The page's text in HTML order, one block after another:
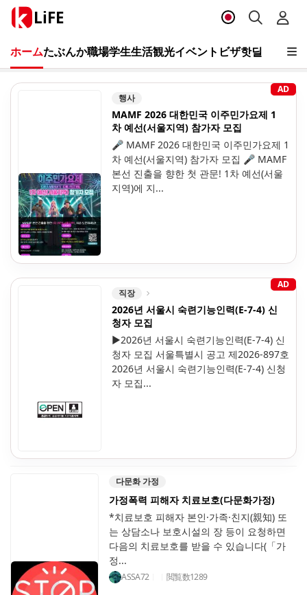
LiFE
ホームたぶんか職場学生生活観光イベント ビザ핫딜
AD
행사
MAMF 2026 대한민국 이주민가요제 1
차 예선(서울지역) 참가자 모집
🎤 MAMF 2026 대한민국 이주민가요제 1
차 예선(서울지역) 참가자 모집 🎤 MAMF
본선 진출을 향한 첫 관문! 1차 예선(서울
지역)에 지...
AD
직장
2026년 서울시 숙련기능인력(E-7-4) 신
청자 모집
▶2026년 서울시 숙련기능인력(E-7-4) 신
청자 모집 서울특별시 공고 제2026-897호
2026년 서울시 숙련기능인력(E-7-4) 신청
자 모집...
다문화 가정
가정폭력 피해자 치료보호(다문화가정)
*치료보호 피해자 본인·가족·친지(親知) 또
는 상담소나 보호시설의 장 등이 요청하면
다음의 치료보호를 받을 수 있습니다(「가
정...
ASSA72 閲覧数1289